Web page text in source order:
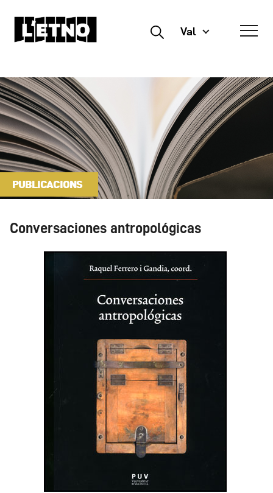
Buscar Val
PUBLICACIONS
Conversaciones antropológicas